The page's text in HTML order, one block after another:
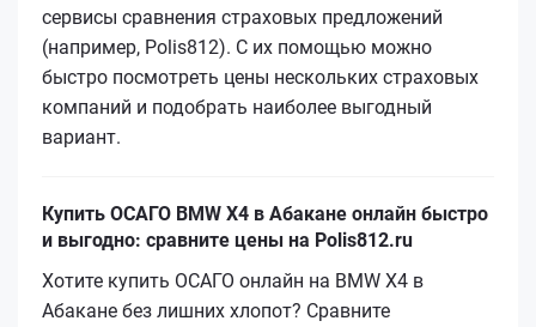
сервисы сравнения страховых предложений
(например, Polis812). С их помощью можно
быстро посмотреть цены нескольких страховых
компаний и подобрать наиболее выгодный
вариант.
Купить ОСАГО BMW X4 в Абакане онлайн быстро
и выгодно: сравните цены на Polis812.ru
Хотите купить ОСАГО онлайн на BMW X4 в
Абакане без лишних хлопот? Сравните